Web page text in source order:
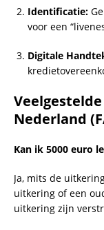
Identificatie:
voor een
Digitale
Nederland
Kan ik 5000 euro
Ja, mits de
uitkering of een
uitkering zijn